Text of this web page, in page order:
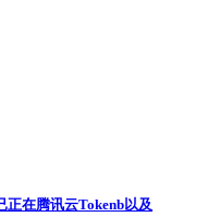
在腾讯云Tokenb以及